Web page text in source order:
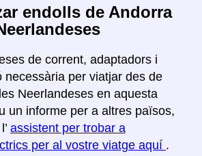
endolls de Andorra
de corrent, adaptadors i
necessària per viatjar des de
Neerlandeses en aquesta
un informe per a altres països,
assistent per trobar a
per al vostre viatge aquí .